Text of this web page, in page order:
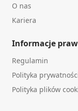
O nas
Kariera
Informacje
Regulamin
Polityka
Polityka plików